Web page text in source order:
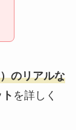
のリアルな
を詳しく